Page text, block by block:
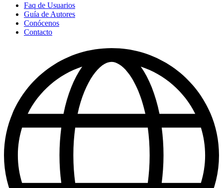
Faq de Usuarios
Guía de Autores
Conócenos
Contacto